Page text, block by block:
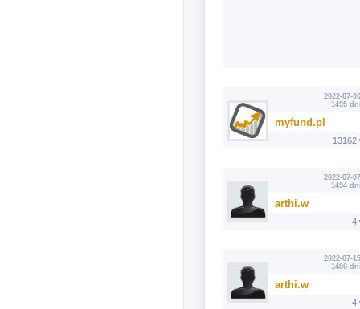
2022-07-
1495
myfund.pl
13162
2022-07-
1494
arthi.w
4
2022-07-
1486
arthi.w
4